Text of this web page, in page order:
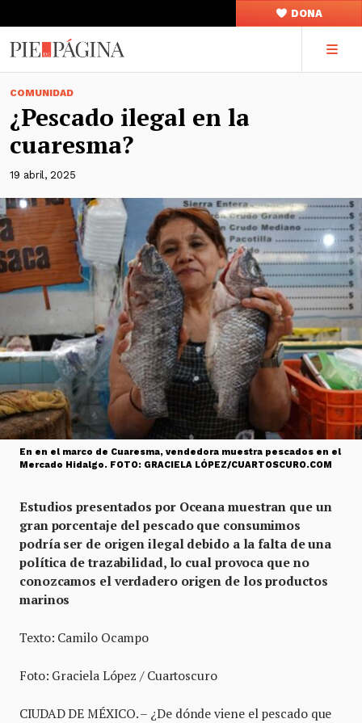
DONA
COMUNIDAD
¿Pescado ilegal en la
cuaresma?
19 abril, 2025
En en el marco de Cuaresma, vendedora muestra pescados en el
Mercado Hidalgo. FOTO: GRACIELA LÓPEZ/CUARTOSCURO.COM
Estudios presentados por Oceana muestran que un
gran porcentaje del pescado que consumimos
podría ser de origen ilegal debido a la falta de una
política de trazabilidad, lo cual provoca que no
conozcamos el verdadero origen de los productos
marinos
Texto: Camilo Ocampo
Foto: Graciela López / Cuartoscuro
CIUDAD DE MÉXICO. – ¿De dónde viene el pescado que